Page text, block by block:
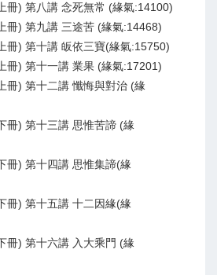
冊) 第八講 念死無常 (緣氣:14100)
冊) 第九講 三途苦 (緣氣:14468)
冊) 第十講 皈依三寶(緣氣:15750)
冊) 第十一講 業果 (緣氣:17201)
冊) 第十二講 懺悔與對治 (緣
冊) 第十三講 思惟苦諦 (緣
冊) 第十四講 思惟集諦(緣
冊) 第十五講 十二因緣(緣
冊) 第十六講 入大乘門 (緣